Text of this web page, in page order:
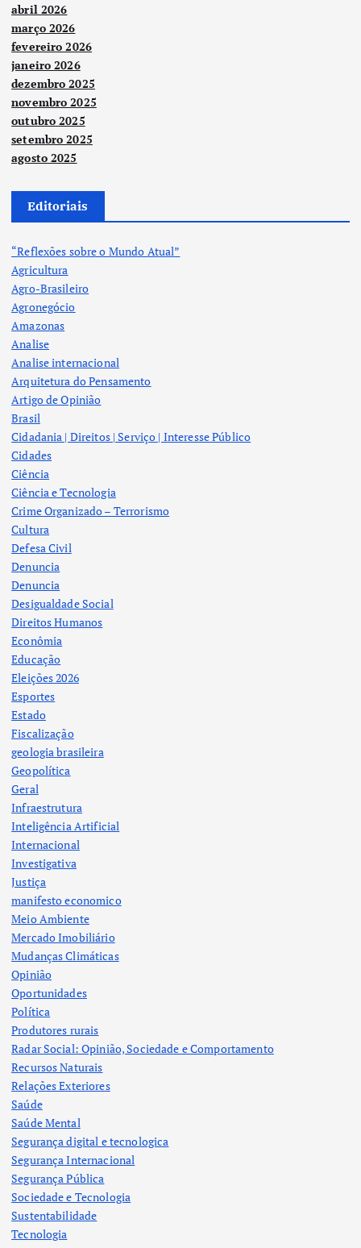
abril 2026
março 2026
fevereiro 2026
janeiro 2026
dezembro 2025
novembro 2025
outubro 2025
setembro 2025
agosto 2025
Editoriais
“Reflexões sobre o Mundo Atual”
Agricultura
Agro-Brasileiro
Agronegócio
Amazonas
Analise
Analise internacional
Arquitetura do Pensamento
Artigo de Opinião
Brasil
Cidadania | Direitos | Serviço | Interesse Público
Cidades
Ciência
Ciência e Tecnologia
Crime Organizado – Terrorismo
Cultura
Defesa Civil
Denuncia
Denuncia
Desigualdade Social
Direitos Humanos
Econômia
Educação
Eleições 2026
Esportes
Estado
Fiscalização
geologia brasileira
Geopolítica
Geral
Infraestrutura
Inteligência Artificial
Internacional
Investigativa
Justiça
manifesto economico
Meio Ambiente
Mercado Imobiliário
Mudanças Climáticas
Opinião
Oportunidades
Política
Produtores rurais
Radar Social: Opinião, Sociedade e Comportamento
Recursos Naturais
Relações Exteriores
Saúde
Saúde Mental
Segurança digital e tecnologica
Segurança Internacional
Segurança Pública
Sociedade e Tecnologia
Sustentabilidade
Tecnologia